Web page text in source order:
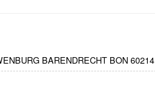
BARENDRECHT BON 60214